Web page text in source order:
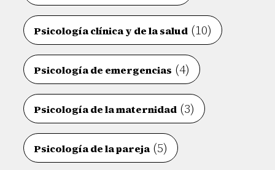
Psicología clínica y de la salud (10)
Psicología de emergencias (4)
Psicología de la maternidad (3)
Psicología de la pareja(5)